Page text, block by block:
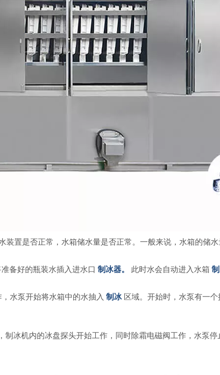
装置是否正常，水箱储水量是否正常。一般来说，水箱的储
备好的瓶装水插入进水口 制冰器。 此时水会自动进入水箱
水泵开始将水箱中的水抽入 制冰区域。开始时，水泵有一
制冰机内的冰盘探头开始工作，同时除霜电磁阀工作，水泵